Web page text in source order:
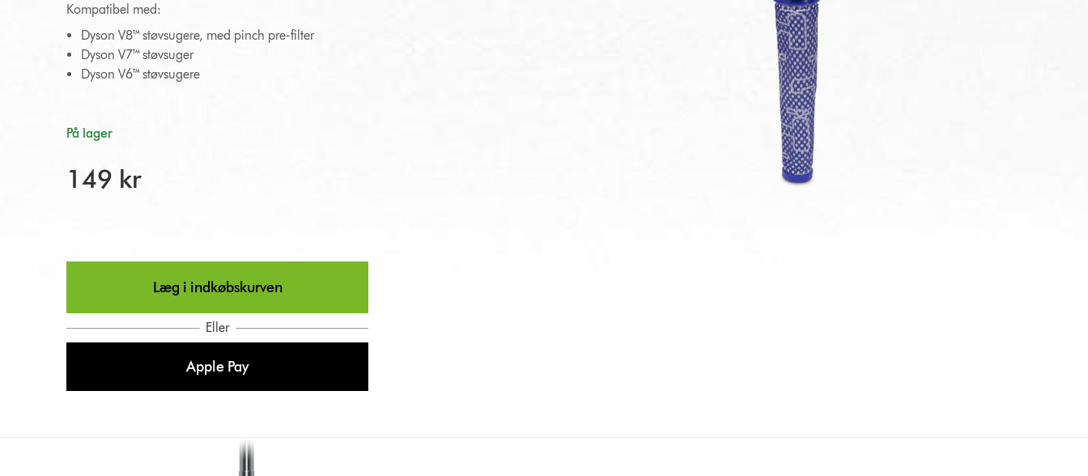
Kompatibel med:
Dyson V8™ støvsugere, med pinch pre-filter
Dyson V7™ støvsuger
Dyson V6™ støvsugere
På lager
149 kr
Læg i indkøbskurven
Eller
Apple Pay